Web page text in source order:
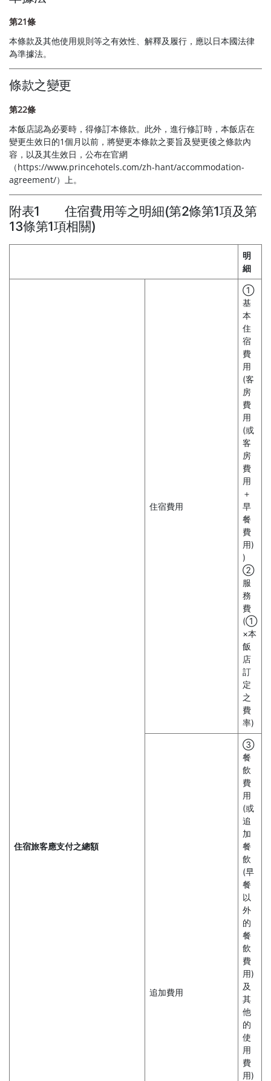
第21條
本條款及其他使用規則等之有效性、解釋及履行，應以日本國法律
為準據法。
條款之變更
第22條
本飯店認為必要時，得修訂本條款。此外，進行修訂時，本飯店在
變更生效日的1個月以前，將變更本條款之要旨及變更後之條款內
容，以及其生效日，公布在官網
（https://www.princehotels.com/zh-hant/accommodation-
agreement/）上。
附表1 住宿費用等之明細(第2條第1項及第
13條第1項相關)
明
細
住宿旅客應支付之總額
住宿費用
①
基
本
住
宿
費
用
(客
房
費
用
(或
客
房
費
用
＋
早
餐
費
用)
)
②
服
務
費
(①
×本
飯
店
訂
定
之
費
率)
追加費用
③
餐
飲
費
用
(或
追
加
餐
飲
(早
餐
以
外
的
餐
飲
費
用)
及
其
他
的
使
用
費
用)